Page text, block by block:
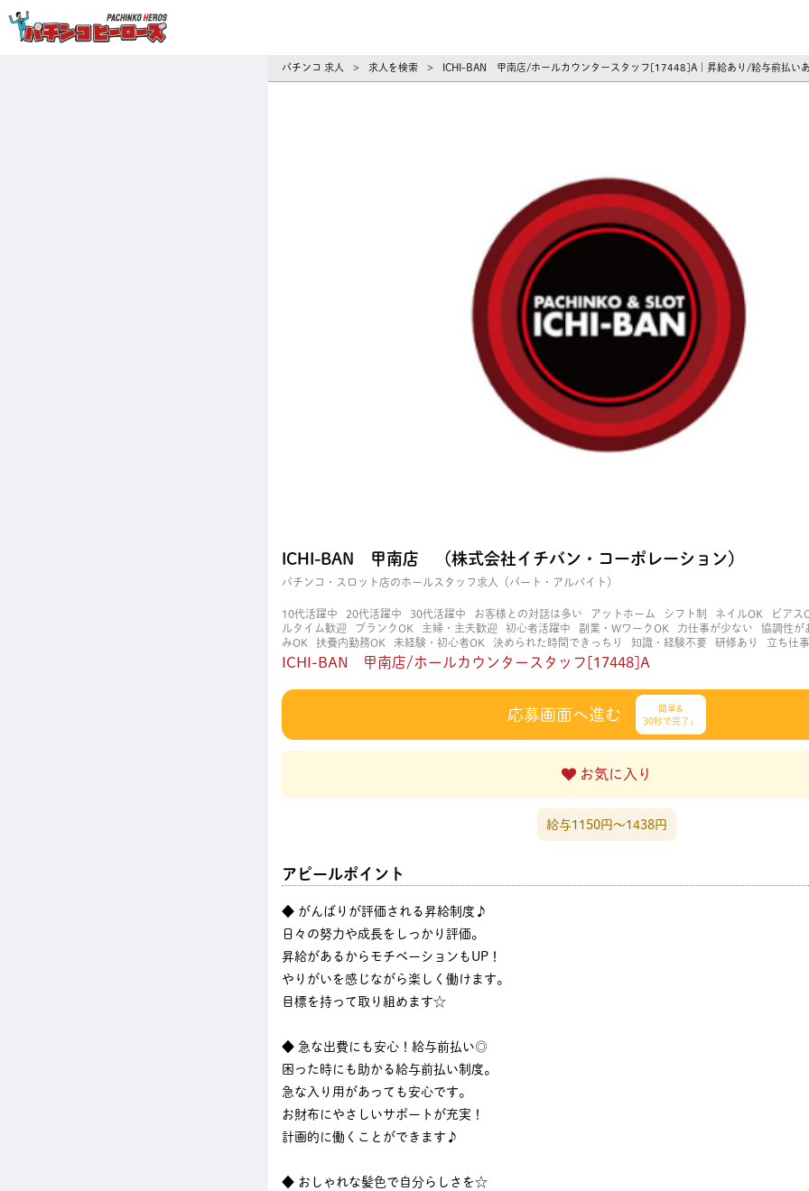
パチンコ 求人 > 求人を検索 > ICHI-BAN 甲南店/ホールカウンタースタッフ[17448]A｜昇給あり/給与前払い
ICHI-BAN 甲南店 （株式会社イチバン・コーポレーション）
パチンコ・スロット店のホールスタッフ求人（パート・アルバイト）
10代活躍中 20代活躍中 30代活躍中 お客様との対話は多い アットホーム シフト制 ネイルOK
ピアス
ルタイム歓迎
ブランクOK 主婦・主夫歓迎 初心者活躍中 副業・WワークOK 力仕事が少ない
協調性が
みOK
扶養内勤務OK 未経験・初心者OK 決められた時間できっちり 知識・経験不要 研修あり
立ち仕事
自分の都合に合わせやすい
茶髪OK 賑やかな職場 週4日以上OK 長く働ける
ICHI-BAN 甲南店/ホールカウンタースタッフ[17448]A
応募画面へ進む
簡単&
30秒で完了♩
お気に入り
給与1150円〜1438円
アピールポイント
◆ がんばりが評価される昇給制度♪
日々の努力や成長をしっかり評価。
昇給があるからモチベーションもUP！
やりがいを感じながら楽しく働けます。
目標を持って取り組めます☆
◆ 急な出費にも安心！給与前払い◎
困った時にも助かる給与前払い制度。
急な入り用があっても安心です。
お財布にやさしいサポートが充実！
計画的に働くことができます♪
◆ おしゃれな髪色で自分らしさを☆